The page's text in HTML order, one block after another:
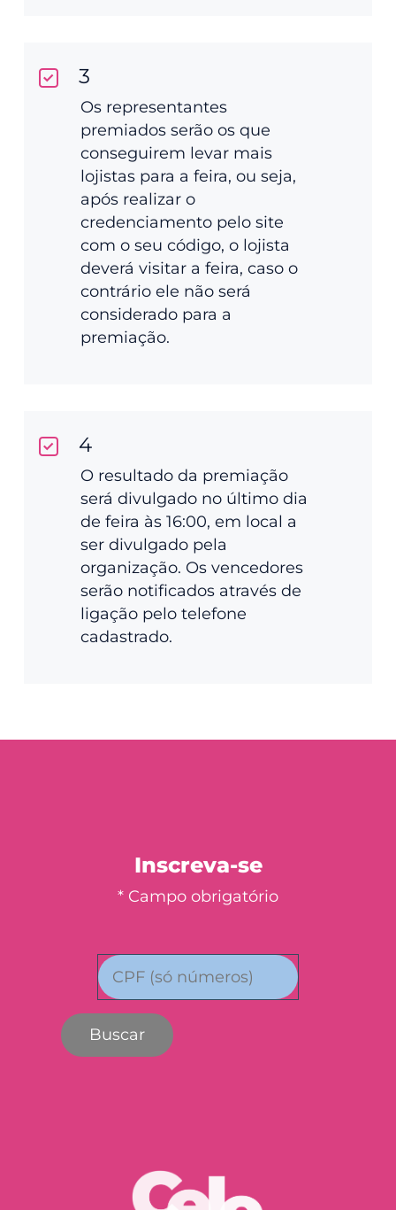
3
Os representantes
premiados serão os que
conseguirem levar mais
lojistas para a feira, ou seja,
após realizar o
credenciamento pelo site
com o seu código, o lojista
deverá visitar a feira, caso o
contrário ele não será
considerado para a
premiação.
4
O resultado da premiação
será divulgado no último dia
de feira às 16:00, em local a
ser divulgado pela
organização. Os vencedores
serão notificados através de
ligação pelo telefone
cadastrado.
Inscreva-se
* Campo obrigatório
Buscar